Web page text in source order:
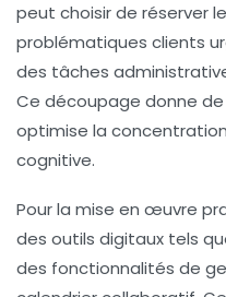
peut choisir de réserver
problématiques clients
des tâches
Ce découpage donne
optimise la
cognitive.
Pour la mise en œuvre
des outils digitaux tels
des fonctionnalités de